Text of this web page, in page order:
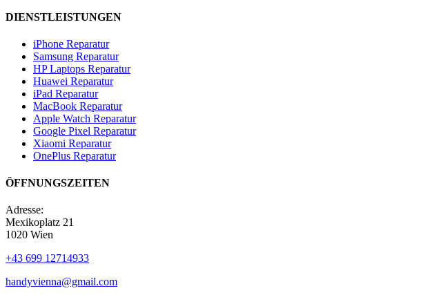
DIENSTLEISTUNGEN
iPhone Reparatur
Samsung Reparatur
HP Laptops Reparatur
Huawei Reparatur
iPad Reparatur
MacBook Reparatur
Apple Watch Reparatur
Google Pixel Reparatur
Xiaomi Reparatur
OnePlus Reparatur
ÖFFNUNGSZEITEN
Adresse:
Mexikoplatz 21
1020 Wien
+43 699 12714933
handyvienna@gmail.com